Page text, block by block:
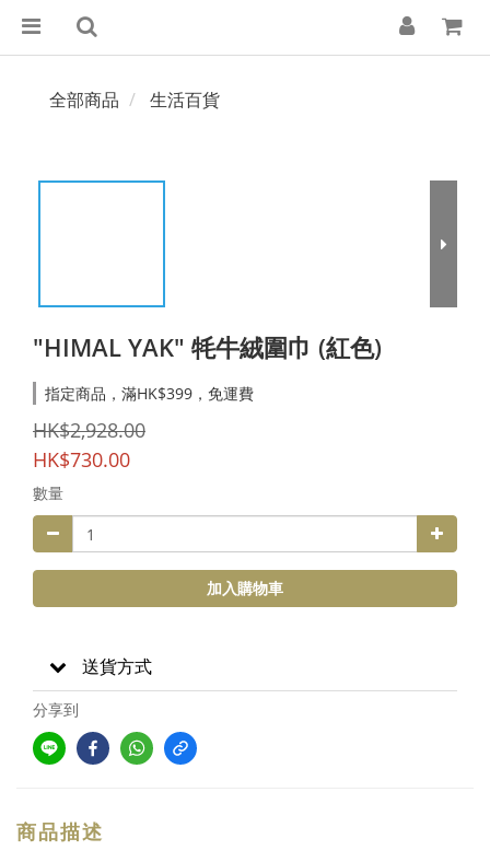
全部商品 生活百貨
"HIMAL YAK" 牦牛絨圍巾 (紅色)
指定商品，滿HK$399，免運費
HK$2,928.00
HK$730.00
數量
加入購物車
送貨方式
分享到
商品描述